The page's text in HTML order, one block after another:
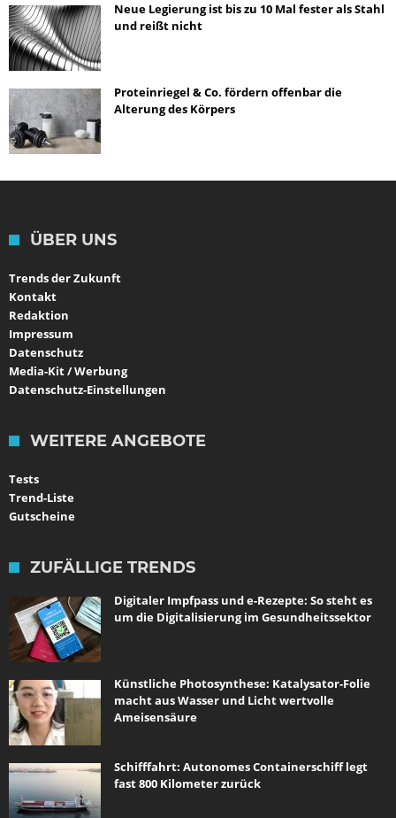
Neue Legierung ist bis zu 10 Mal fester als Stahl
und reißt nicht
Proteinriegel & Co. fördern offenbar die
Alterung des Körpers
ÜBER UNS
Trends der Zukunft
Kontakt
Redaktion
Impressum
Datenschutz
Media-Kit / Werbung
Datenschutz-Einstellungen
WEITERE ANGEBOTE
Tests
Trend-Liste
Gutscheine
ZUFÄLLIGE TRENDS
Digitaler Impfpass und e-Rezepte: So steht es
um die Digitalisierung im Gesundheitssektor
Künstliche Photosynthese: Katalysator-Folie
macht aus Wasser und Licht wertvolle
Ameisensäure
Schifffahrt: Autonomes Containerschiff legt
fast 800 Kilometer zurück